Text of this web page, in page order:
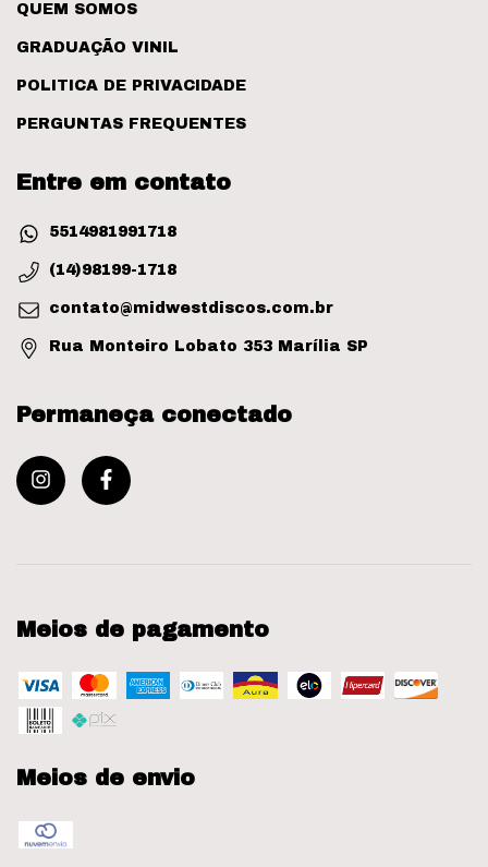
QUEM SOMOS
GRADUAÇÃO VINIL
POLITICA DE PRIVACIDADE
PERGUNTAS FREQUENTES
Entre em contato
5514981991718
(14)98199-1718
contato@midwestdiscos.com.br
Rua Monteiro Lobato 353 Marília SP
Permaneça conectado
Meios de pagamento
Meios de envio